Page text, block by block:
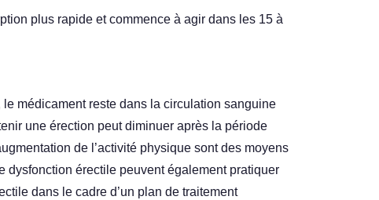
plus rapide et commence à agir dans les 15 à
médicament reste dans la circulation sanguine
une érection peut diminuer après la période
de l’activité physique sont des moyens
dysfonction érectile peuvent également pratiquer
dans le cadre d’un plan de traitement